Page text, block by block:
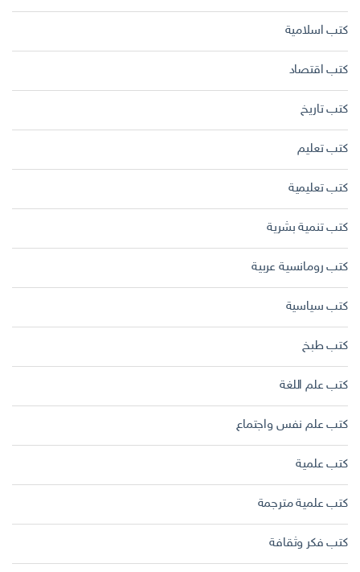
كتب اسلامية
كتب اقتصاد
كتب تاريخ
كتب تعليم
كتب تعليمية
كتب تنمية بشرية
كتب رومانسية عربية
كتب سياسية
كتب طبخ
كتب علم اللغة
كتب علم نفس واجتماع
كتب علمية
كتب علمية مترجمة
كتب فكر وثقافة